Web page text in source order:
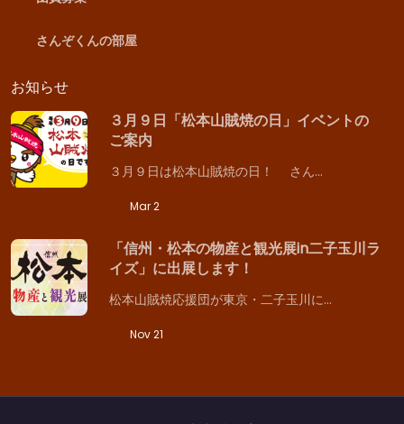
さんぞくんの部屋
お知らせ
３月９日「松本山賊焼の日」イベントの
ご案内
３月９日は松本山賊焼の日！ さん…
Mar 2
「信州・松本の物産と観光展in二子玉川ラ
イズ」に出展します！
松本山賊焼応援団が東京・二子玉川に…
Nov 21